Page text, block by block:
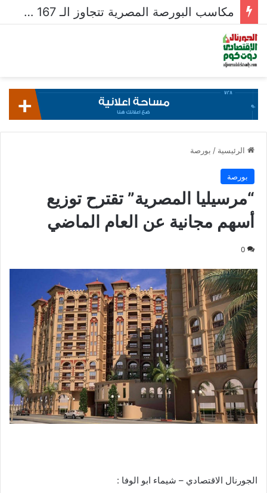
مكاسب البورصة المصرية تتجاوز الـ 167 مليار جنيه خلال أسبوع
الرئيسية / بورصة
بورصة
“مرسيليا المصرية” تقترح توزيع
أسهم مجانية عن العام الماضي
0
الجورنال الاقتصادي – شيماء ابو الوفا :